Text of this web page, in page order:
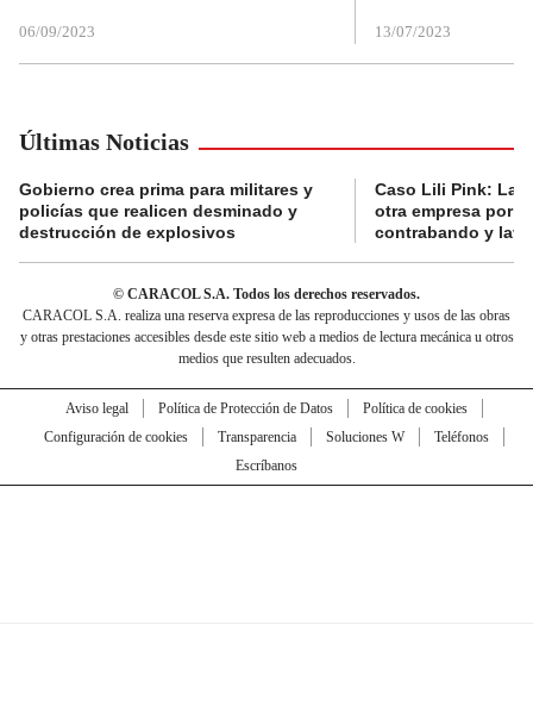
06/09/2023 13/07/2023
Últimas Noticias
Gobierno crea prima para militares y
policías que realicen desminado y
destrucción de explosivos
Caso Lili Pink: La
otra empresa por
contrabando y
© CARACOL S.A. Todos los derechos reservados.
CARACOL S.A. realiza una reserva expresa de las reproducciones y usos de las obras
y otras prestaciones accesibles desde este sitio web a medios de lectura mecánica u otros
medios que resulten adecuados.
Aviso legal Política de Protección de Datos
Política de cookies
Configuración de cookies
Transparencia Soluciones W
Teléfonos
Escríbanos